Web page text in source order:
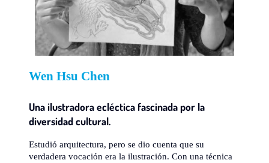
Wen Hsu Chen
Una ilustradora ecléctica fascinada por la
diversidad cultural.
Estudió arquitectura, pero se dio cuenta que su
verdadera vocación era la ilustración. Con una técnica